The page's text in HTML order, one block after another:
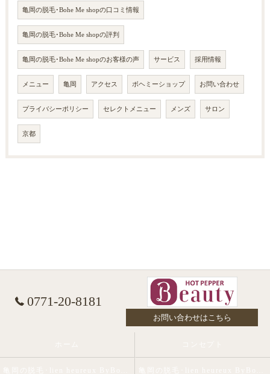
亀岡の脱毛･Bohe Me shopの口コミ情報
亀岡の脱毛･Bohe Me shopの評判
亀岡の脱毛･Bohe Me shopのお客様の声 サービス 採用情報
メニュー 亀岡 アクセス ボヘミーショップ お問い合わせ
プライバシーポリシー セレクトメニュー メンズ サロン
京都
0771-20-8181
お問い合わせはこちら